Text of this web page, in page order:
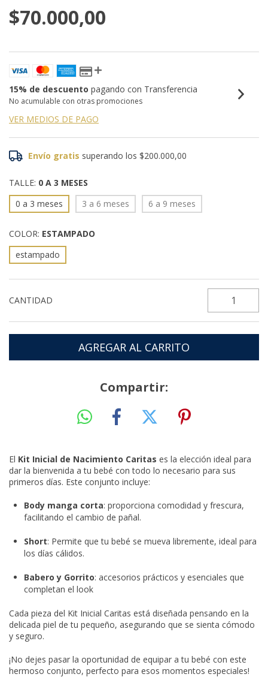
$70.000,00
15% de descuento pagando con Transferencia
No acumulable con otras promociones
VER MEDIOS DE PAGO
Envío gratis superando los$200.000,00
TALLE: 0 A 3 MESES
0 a 3 meses
3 a 6 meses 6 a 9 meses
COLOR: ESTAMPADO
estampado
CANTIDAD
Compartir:
El Kit Inicial de Nacimiento Caritas es la elección ideal para
dar la bienvenida a tu bebé con todo lo necesario para sus
primeros días. Este conjunto incluye:
Body manga corta: proporciona comodidad y frescura,
facilitando el cambio de pañal.
Short: Permite que tu bebé se mueva libremente, ideal para
los días cálidos.
Babero y Gorrito: accesorios prácticos y esenciales que
completan el look
Cada pieza del Kit Inicial Caritas está diseñada pensando en la
delicada piel de tu pequeño, asegurando que se sienta cómodo
y seguro.
¡No dejes pasar la oportunidad de equipar a tu bebé con este
hermoso conjunto, perfecto para esos momentos especiales!